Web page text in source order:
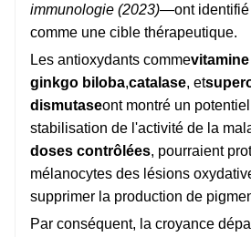
immunologie (2023)—ont identifié
comme une cible thérapeutique.
Les antioxydants commevitamine
ginkgo biloba,catalase, et
dismutaseont montré un
stabilisation de l'activité de la
doses contrôlées, pourraient
mélanocytes des lésions
supprimer la production de
Par conséquent, la croyance